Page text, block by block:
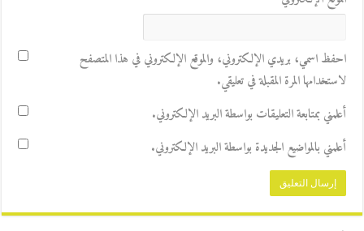
احفظ اسمي، بريدي الإلكتروني، والموقع الإلكتروني في هذا المتصفح
لاستخدامها المرة المقبلة في تعليقي.
أعلمني بمتابعة التعليقات بواسطة البريد الإلكتروني.
أعلمني بالمواضيع الجديدة بواسطة البريد الإلكتروني.